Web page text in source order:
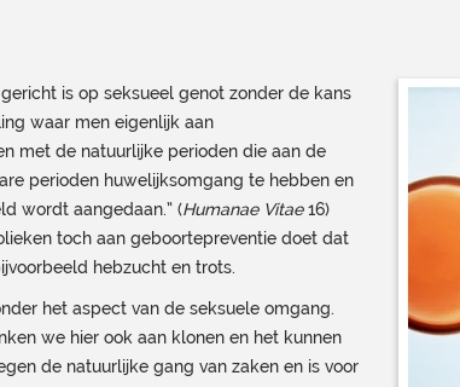
is op seksueel genot zonder de kans
waar men eigenlijk aan
met de natuurlijke perioden die aan de
perioden huwelijksomgang te hebben en
wordt aangedaan.” (Humanae Vitae16)
toch aan geboortepreventie doet dat
hebzucht en trots.
het aspect van de seksuele omgang.
we hier ook aan klonen en het kunnen
de natuurlijke gang van zaken en is voor